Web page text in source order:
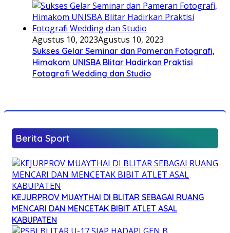
Agustus 10, 2023Agustus 10, 2023
Sukses Gelar Seminar dan Pameran Fotografi,
Himakom UNISBA Blitar Hadirkan Praktisi
Fotografi Wedding dan Studio
Berita Sport
KEJURPROV MUAYTHAI DI BLITAR SEBAGAI RUANG
MENCARI DAN MENCETAK BIBIT ATLET ASAL
KABUPATEN